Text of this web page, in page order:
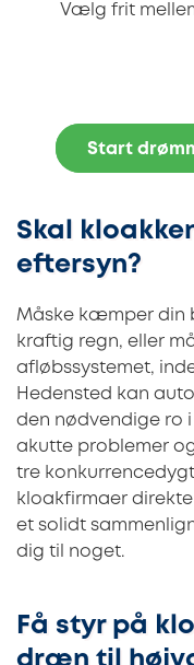
Vælg frit
Start
Skal
eftersyn?
Måske kæmper din
kraftig regn, eller
afløbssystemet,
Hedensted kan
den nødvendige ro
akutte problemer
tre
kloakfirmaer
et solidt
dig til noget.
Få styr på
dræn til